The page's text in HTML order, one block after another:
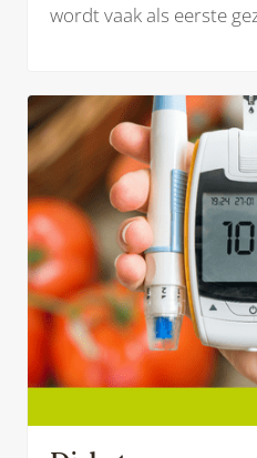
wordt vaak als eerste
meer dan dat.